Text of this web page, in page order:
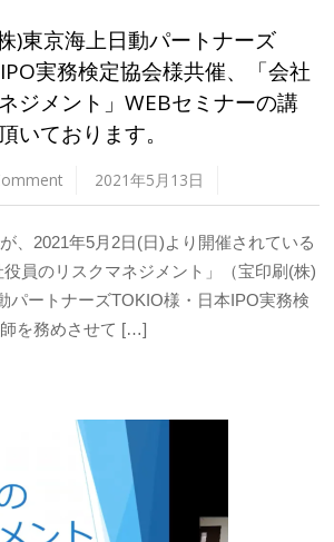
)東京海上日動パートナーズ
実務検定協会様共催、「会社
ジメント」WEBセミナーの講
いております。
2021年5月13日
、2021年5月2日(日)より開催されている
員のリスクマネジメント」（宝印刷(株)
パートナーズTOKIO様・日本IPO実務検
を務めさせて […]